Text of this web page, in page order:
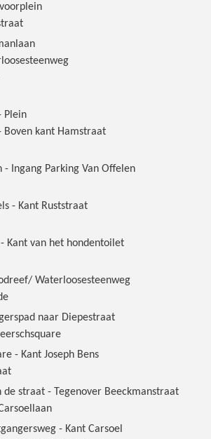
Plein
Boven kant Hamstraat
- Ingang Parking Van Offelen
- Kant Ruststraat
Kant van het hondentoilet
Waterloosesteenweg
naar Diepestraat
- Kant Joseph Bens
de straat - Tegenover Beeckmanstraat
- Kant Carsoel